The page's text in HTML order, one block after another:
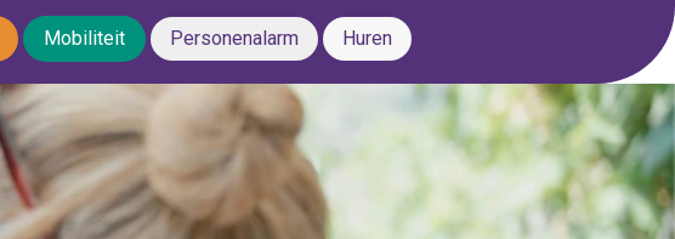
Mobiliteit Personenalarm Huren